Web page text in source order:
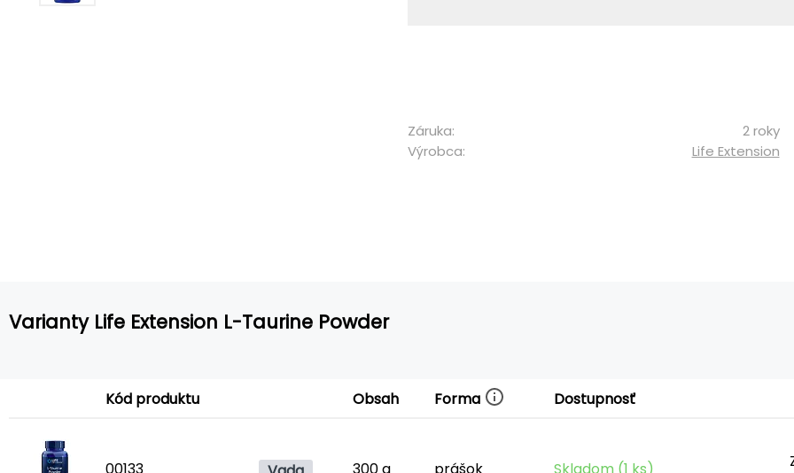
Záruka:
2 roky
Výrobca:
Life Extension
Varianty Life Extension L-Taurine Powder
Kód produktu Obsah Forma Dostupnosť